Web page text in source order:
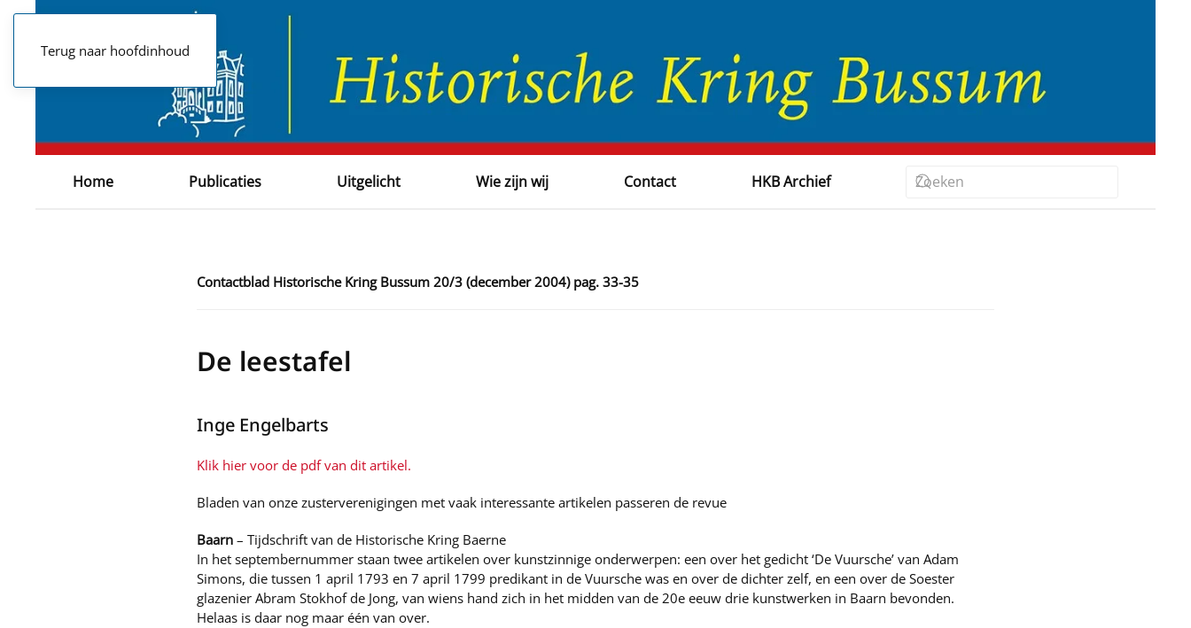
Terug naar hoofdinhoud
Home Publicaties Uitgelicht Wie zijn wij Contact HKB Archief
Contactblad Historische Kring Bussum 20/3 (december 2004) pag. 33-35
De leestafel
Inge Engelbarts
Klik hier voor de pdf van dit artikel.
Bladen van onze zusterverenigingen met vaak interessante artikelen passeren de revue
Baarn – Tijdschrift van de Historische Kring Baerne
In het septembernummer staan twee artikelen over kunstzinnige onderwerpen: een over het gedicht ‘De Vuursche’ van Adam
Simons, die tussen 1 april 1793 en 7 april 1799 predikant in de Vuursche was en over de dichter zelf, en een over de Soester
glazenier Abram Stokhof de Jong, van wiens hand zich in het midden van de 20e eeuw drie kunstwerken in Baarn bevonden.
Helaas is daar nog maar één van over.